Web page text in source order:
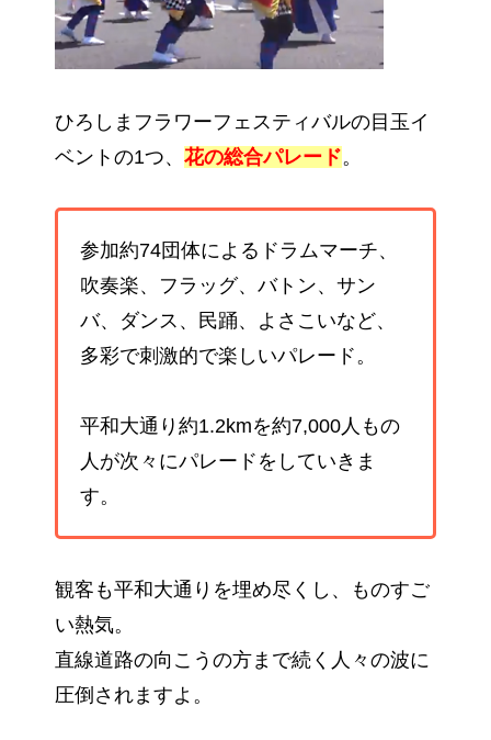
ひろしまフラワーフェスティバルの目玉イ
ベントの1つ、 花の総合パレード。
参加約74団体によるドラムマーチ、
吹奏楽、フラッグ、バトン、サン
バ、ダンス、民踊、よさこいなど、
多彩で刺激的で楽しいパレード。
平和大通り約1.2kmを約7,000人もの
人が次々にパレードをしていきま
す。
観客も平和大通りを埋め尽くし、ものすご
い熱気。
直線道路の向こうの方まで続く人々の波に
圧倒されますよ。